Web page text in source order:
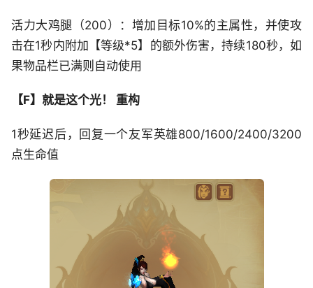
活力大鸡腿（200）：增加目标10%的主属性，并使攻
击在1秒内附加【等级*5】的额外伤害，持续180秒，如
果物品栏已满则自动使用
【F】就是这个光！ 重构
1秒延迟后，回复一个友军英雄800/1600/2400/3200
点生命值